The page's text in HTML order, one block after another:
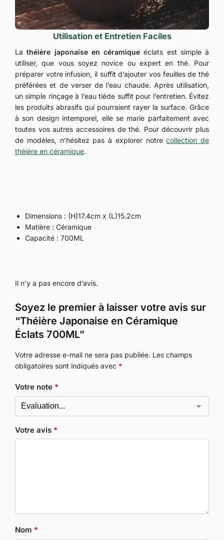
Utilisation et Entretien Faciles
Lathéière japonaise en céramique éclats est simple à
utiliser, que vous soyez novice ou expert en thé. Pour
préparer votre infusion, il suffit d’ajouter vos feuilles de thé
préférées et de verser de l’eau chaude. Après utilisation,
un simple rinçage à l’eau tiède suffit pour l’entretien. Évitez
les produits abrasifs qui pourraient rayer la surface. Grâce
à son design intemporel, elle se marie parfaitement avec
toutes vos autres accessoires de thé. Pour découvrir plus
de modèles, n’hésitez pas à explorer notrecollection de
théière en céramique.
Dimensions : (H)17.4cm x (L)15.2cm
Matière : Céramique
Capacité : 700ML
Il n’y a pas encore d’avis.
Soyez le premier à laisser votre avis sur
“Théière Japonaise en Céramique
Éclats 700ML”
Votre adresse e-mail ne sera pas publiée. Les champs
obligatoires sont indiqués avec *
Votre note *
Votre avis *
Nom *